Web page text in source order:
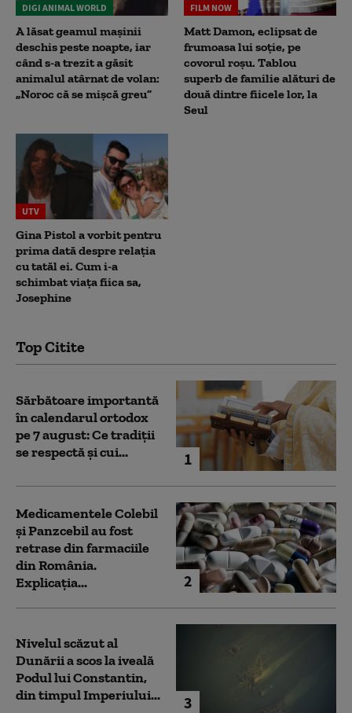
DIGI ANIMAL WORLD
A lăsat geamul mașinii
deschis peste noapte, iar
când s-a trezit a găsit
animalul atârnat de volan:
„Noroc că se mișcă greu”
FILM NOW
Matt Damon, eclipsat de
frumoasa lui soție, pe
covorul roșu. Tablou
superb de familie alături de
două dintre fiicele lor, la
Seul
UTV
Gina Pistol a vorbit pentru
prima dată despre relația
cu tatăl ei. Cum i-a
schimbat viața fiica sa,
Josephine
Top Citite
1
Sărbătoare importantă
în calendarul ortodox
pe 7 august: Ce tradiții
se respectă și cui...
2
Medicamentele Colebil
și Panzcebil au fost
retrase din farmaciile
din România.
Explicația...
3
Nivelul scăzut al
Dunării a scos la iveală
Podul lui Constantin,
din timpul Imperiului...